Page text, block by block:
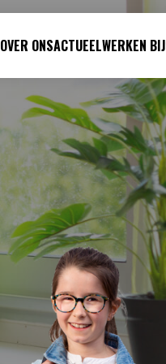
OVER ONSACTUEELWERKEN BIJ
Zoeken